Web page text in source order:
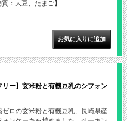
：大豆、たまご】
リー】玄米粉と有機豆乳のシフォン
ゼロの玄米粉と有機豆乳、長崎県産